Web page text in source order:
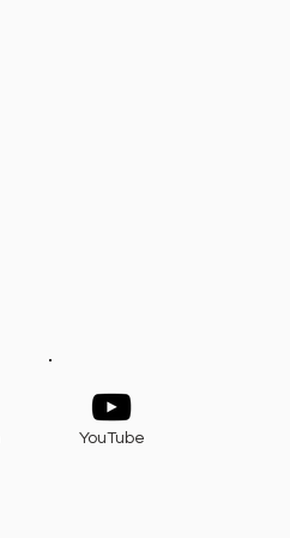
YouTube